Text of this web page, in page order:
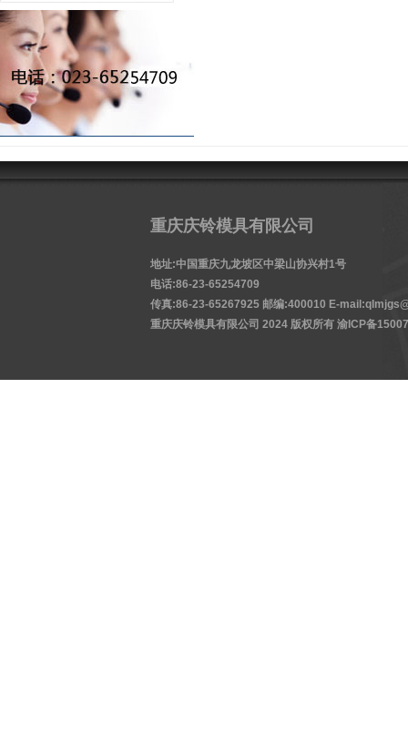
重庆庆铃模具有限公司
地址:中国重庆九龙坡区中梁山协兴村1号
电话:86-23-65254709
传真:86-23-65267925 邮编:400010 E-
重庆庆铃模具有限公司 2024 版权所有 渝ICP备